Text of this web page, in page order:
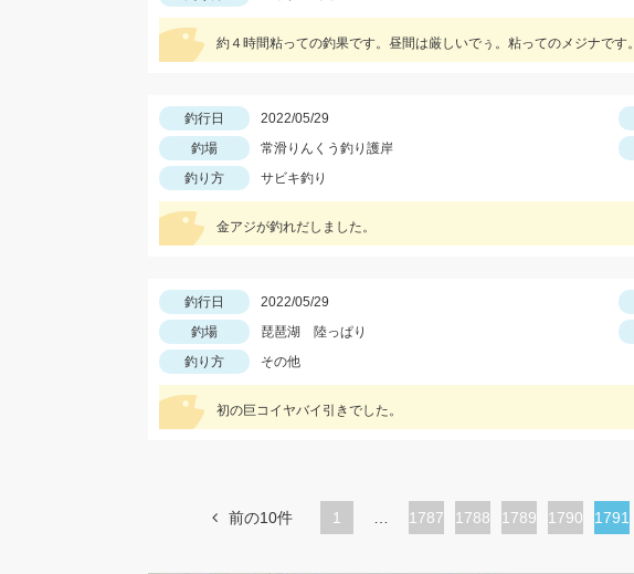
約４時間粘っての釣果です。昼間は厳しいでぅ。粘ってのメジナです。
釣行日 2022/05/29
釣場
常滑りんくう釣り護岸
釣り方
サビキ釣り
金アジが釣れだしました。
釣行日 2022/05/29
釣場
琵琶湖 陸っぱり
釣り方
その他
初の巨コイヤバイ引きでした。
前の10件 1
ペ
1787
ペ
1788
ペ
1789
ペ
1790
カ
1791